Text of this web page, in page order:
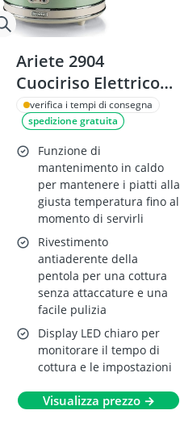
Ariete 2904
Cuociriso Elettrico
3,5 L
verifica i tempi di consegna
spedizione gratuita
Funzione di
mantenimento in caldo
per mantenere i piatti alla
giusta temperatura fino al
momento di servirli
Rivestimento
antiaderente della
pentola per una cottura
senza attaccature e una
facile pulizia
Display LED chiaro per
monitorare il tempo di
cottura e le impostazioni
Visualizza prezzo →